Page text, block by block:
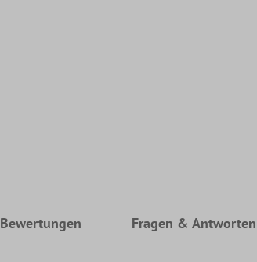
Bewertungen Fragen & Antworten